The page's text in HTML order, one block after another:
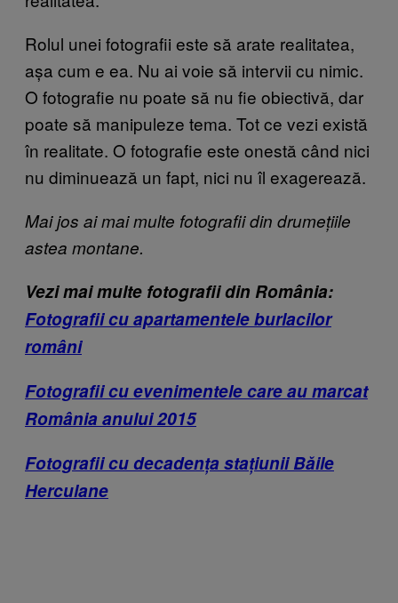
Rolul unei fotografii este să arate realitatea,
așa cum e ea. Nu ai voie să intervii cu nimic.
O fotografie nu poate să nu fie obiectivă, dar
poate să manipuleze tema. Tot ce vezi există
în realitate. O fotografie este onestă când nici
nu diminuează un fapt, nici nu îl exagerează.
Mai jos ai mai multe fotografii din drumețiile
astea montane.
Vezi mai multe fotografii din România:
Fotografii cu apartamentele burlacilor
români
Fotografii cu evenimentele care au marcat
România anului 2015
Fotografii cu decadența stațiunii Băile
Herculane